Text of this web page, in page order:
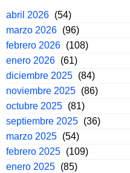
abril 2026 (54)
marzo 2026 (96)
febrero 2026 (108)
enero 2026 (61)
diciembre 2025 (84)
noviembre 2025 (86)
octubre 2025 (81)
septiembre 2025 (36)
marzo 2025 (54)
febrero 2025 (109)
enero 2025 (85)